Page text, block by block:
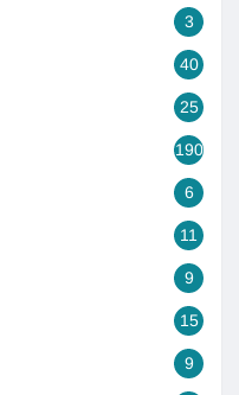
3
40
25
190
6
11
9
15
9